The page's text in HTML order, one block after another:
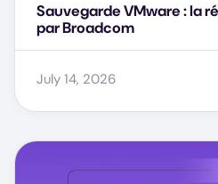
Sauvegarde VMware : la
par Broadcom
July 14, 2026